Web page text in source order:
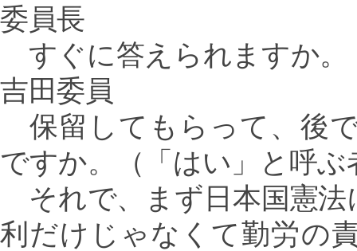
委員長
すぐに答えられますか。
吉田委員
保留してもらって、後
ですか。（「はい」と呼ぶ
それで、まず日本国憲法
利だけじゃなくて勤労の